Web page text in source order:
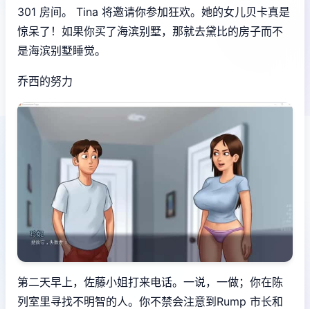
301 房间。 Tina 将邀请你参加狂欢。她的女儿贝卡真是
惊呆了！如果你买了海滨别墅，那就去黛比的房子而不
是海滨别墅睡觉。
乔西的努力
第二天早上，佐藤小姐打来电话。一说，一做；你在陈
列室里寻找不明智的人。你不禁会注意到Rump 市长和